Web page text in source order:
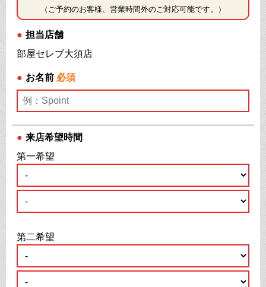
（ご予約のお客様、営業時間外のご対応可能です。）
● 担当店舗
部屋セレブ大須店
● お名前 必須
● 来店希望時間
第一希望
第二希望